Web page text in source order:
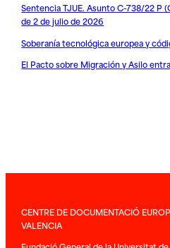
Sentencia TJUE. Asunto C-738/22 P
de 2 de julio de 2026
Soberanía tecnológica europea y
El Pacto sobre Migración y Asilo
CENTRE DE DOCUMENTACIÓ
VALENCIA